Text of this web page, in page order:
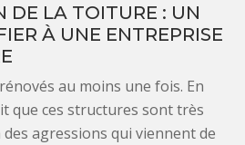
DE LA TOITURE : UN
À UNE ENTREPRISE
au moins une fois. En
que ces structures sont très
agressions qui viennent de